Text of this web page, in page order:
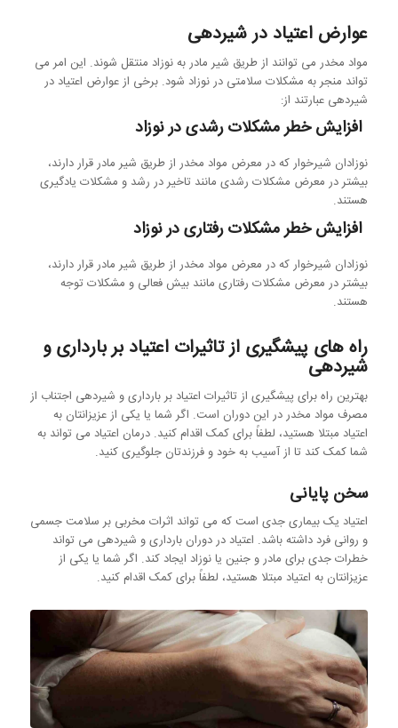
عوارض اعتیاد در شیردهی
مواد مخدر می توانند از طریق شیر مادر به نوزاد منتقل شوند. این امر می
تواند منجر به مشکلات سلامتی در نوزاد شود. برخی از عوارض اعتیاد در
شیردهی عبارتند از:
افزایش خطر مشکلات رشدی در نوزاد
نوزادان شیرخوار که در معرض مواد مخدر از طریق شیر مادر قرار دارند،
بیشتر در معرض مشکلات رشدی مانند تاخیر در رشد و مشکلات یادگیری
هستند.
افزایش خطر مشکلات رفتاری در نوزاد
نوزادان شیرخوار که در معرض مواد مخدر از طریق شیر مادر قرار دارند،
بیشتر در معرض مشکلات رفتاری مانند بیش فعالی و مشکلات توجه
هستند.
راه های پیشگیری از تاثیرات اعتیاد بر بارداری و
شیردهی
بهترین راه برای پیشگیری از تاثیرات اعتیاد بر بارداری و شیردهی اجتناب از
مصرف مواد مخدر در این دوران است. اگر شما یا یکی از عزیزانتان به
اعتیاد مبتلا هستید، لطفاً برای کمک اقدام کنید. درمان اعتیاد می تواند به
شما کمک کند تا از آسیب به خود و فرزندتان جلوگیری کنید.
سخن پایانی
اعتیاد یک بیماری جدی است که می تواند اثرات مخربی بر سلامت جسمی
و روانی فرد داشته باشد. اعتیاد در دوران بارداری و شیردهی می تواند
خطرات جدی برای مادر و جنین یا نوزاد ایجاد کند. اگر شما یا یکی از
عزیزانتان به اعتیاد مبتلا هستید، لطفاً برای کمک اقدام کنید.